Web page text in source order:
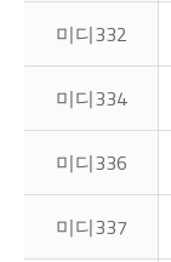
미디332
미디334
미디336
미디337